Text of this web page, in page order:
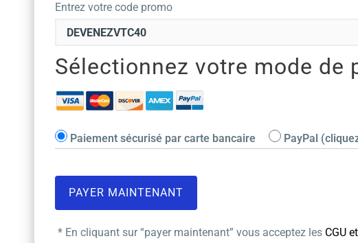
Entrez votre code promo
Sélectionnez votre mode de
Paiement sécurisé par carte bancaire PayPal
* En cliquant sur “payer maintenant” vous acceptez les CGU